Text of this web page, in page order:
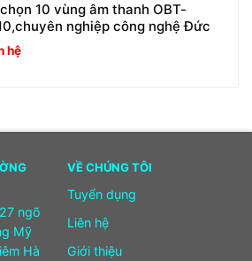
10 vùng âm thanh OBT-
nghiệp công nghệ Đức
hệ
ngõ
Mỹ
Hà
VỀ CHÚNG TÔI
Tuyển dụng
Liên hệ
Giới thiệu